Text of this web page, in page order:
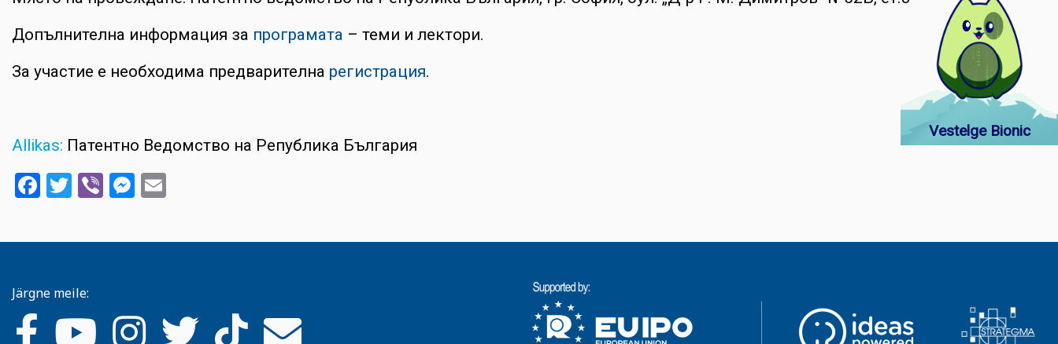
Допълнителна информация за програмата – теми и лектори.
За участие е необходима предварителна регистрация.
Allikas: Патентно Ведомство на Република България
Facebook
Twitter
ViberMessenger
Vestelge Bionic
Järgne meile: